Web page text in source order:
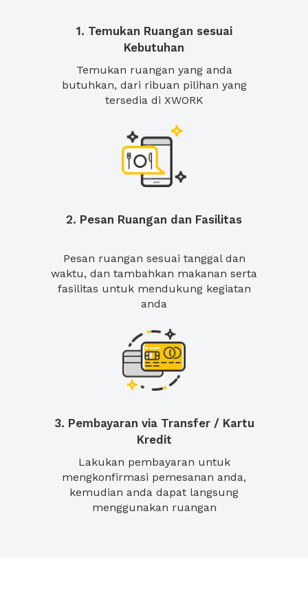
1. Temukan Ruangan sesuai
Kebutuhan
Temukan ruangan yang anda
butuhkan, dari ribuan pilihan yang
tersedia di XWORK
2. Pesan Ruangan dan Fasilitas
Pesan ruangan sesuai tanggal dan
waktu, dan tambahkan makanan serta
fasilitas untuk mendukung kegiatan
anda
3. Pembayaran via Transfer / Kartu
Kredit
Lakukan pembayaran untuk
mengkonfirmasi pemesanan anda,
kemudian anda dapat langsung
menggunakan ruangan